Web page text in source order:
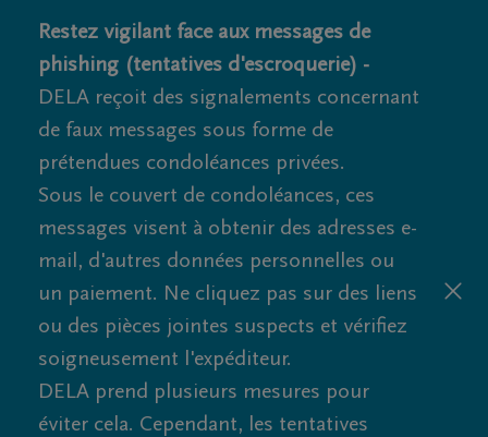
Restez vigilant face aux messages de
phishing (tentatives d'escroquerie) -
DELA reçoit des signalements concernant
de faux messages sous forme de
prétendues condoléances privées.
Sous le couvert de condoléances, ces
messages visent à obtenir des adresses e-
mail, d'autres données personnelles ou
un paiement. Ne cliquez pas sur des liens
ou des pièces jointes suspects et vérifiez
soigneusement l'expéditeur.
DELA prend plusieurs mesures pour
éviter cela. Cependant, les tentatives